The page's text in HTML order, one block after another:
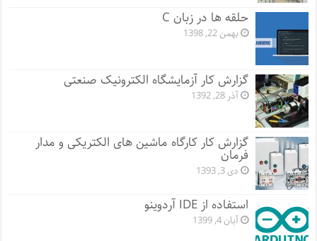
حلقه ها در زبان C
بهمن 22, 1398
گزارش کار آزمایشگاه الکترونیک صنعتی
آذر 28, 1392
گزارش کار کارگاه ماشین های الکتریکی و مدار
فرمان
دی 3, 1393
استفاده از IDE آردوینو
آبان 4, 1399